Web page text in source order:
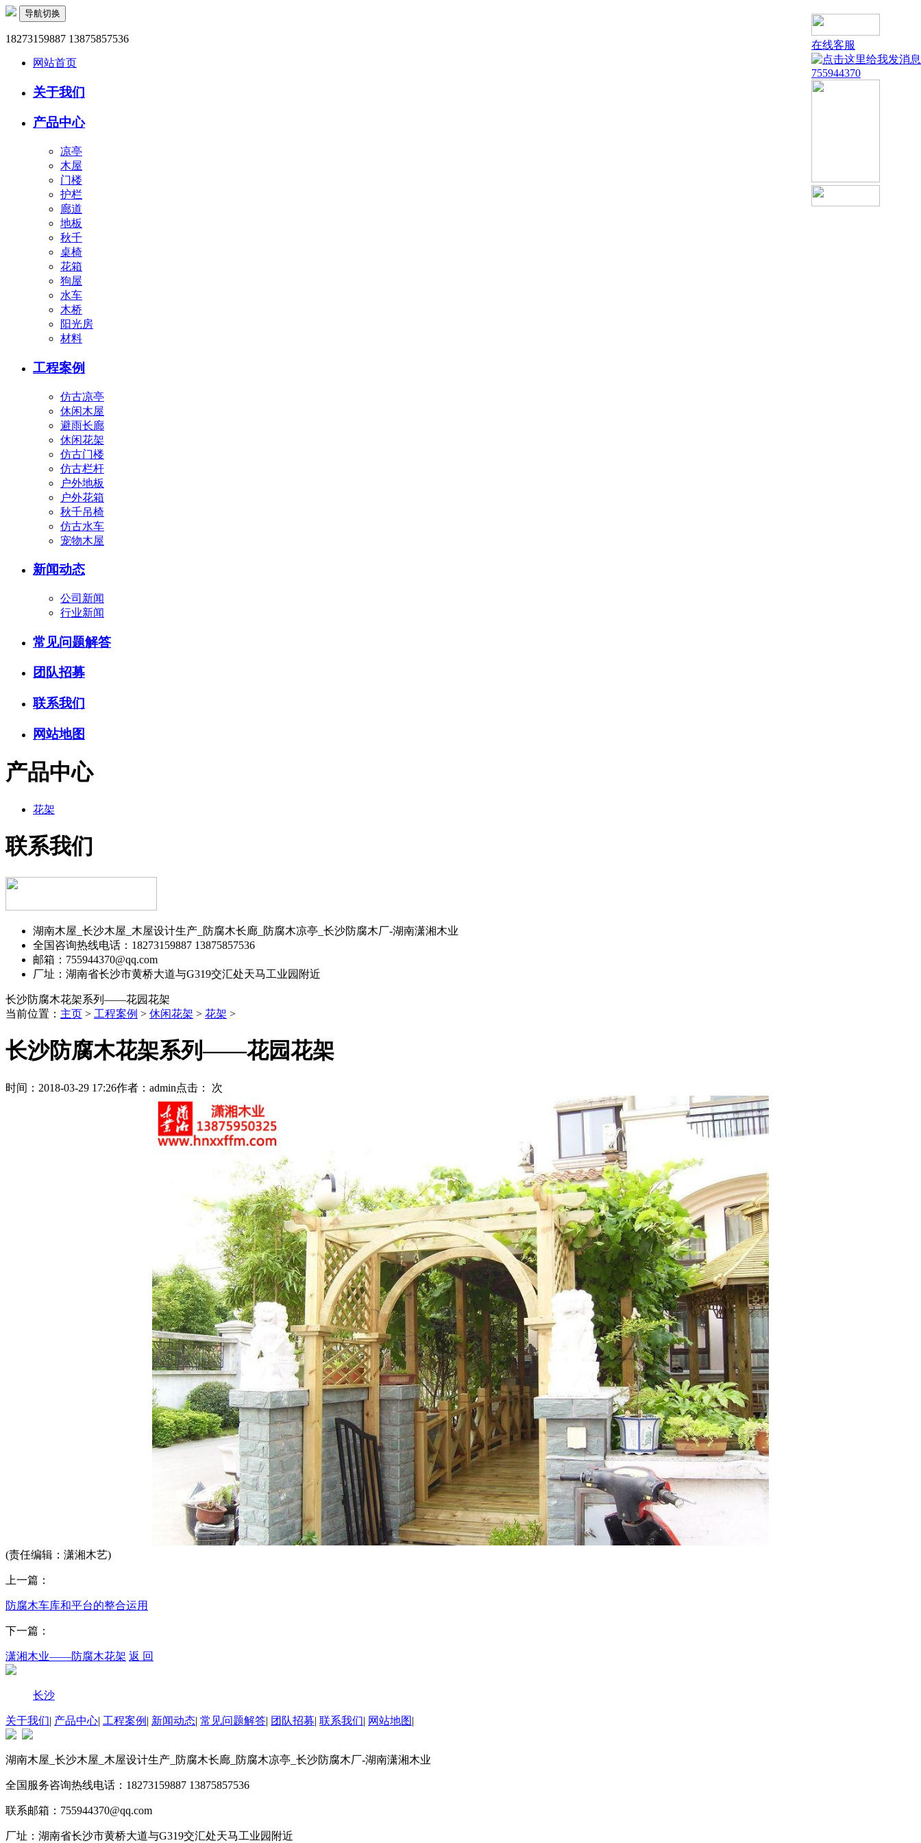
导航切换
18273159887 13875857536
网站首页
关于我们
产品中心
凉亭
木屋
门楼
护栏
廊道
地板
秋千
桌椅
花箱
狗屋
水车
木桥
阳光房
材料
工程案例
仿古凉亭
休闲木屋
避雨长廊
休闲花架
仿古门楼
仿古栏杆
户外地板
户外花箱
秋千吊椅
仿古水车
宠物木屋
新闻动态
公司新闻
行业新闻
常见问题解答
团队招募
联系我们
网站地图
产品中心
花架
联系我们
湖南木屋_长沙木屋_木屋设计生产_防腐木长廊_防腐木凉亭_长沙防腐木厂-湖南潇湘木业
全国咨询热线电话：18273159887 13875857536
邮箱：755944370@qq.com
厂址：湖南省长沙市黄桥大道与G319交汇处天马工业园附近
长沙防腐木花架系列——花园花架
当前位置： 主页 > 工程案例 > 休闲花架 > 花架 >
长沙防腐木花架系列——花园花架
时间： 2018-03-29 17:26作者： admin点击： 次
(责任编辑：潇湘木艺)
上一篇：
防腐木车库和平台的整合运用
下一篇：
潇湘木业——防腐木花架 返 回
长沙
关于我们| 产品中心| 工程案例 | 新闻动态| 常见问题解答| 团队招募| 联系我们| 网站地图|
湖南木屋_长沙木屋_木屋设计生产_防腐木长廊_防腐木凉亭_长沙防腐木厂-湖南潇湘木业
全国服务咨询热线电话：18273159887 13875857536
联系邮箱：755944370@qq.com
厂址：湖南省长沙市黄桥大道与G319交汇处天马工业园附近
在线客服
755944370